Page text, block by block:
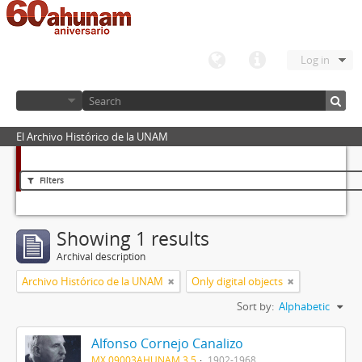
Log in
El Archivo Histórico de la UNAM
Filters
Showing 1 results
Archival description
Archivo Histórico de la UNAM
Only digital objects
Sort by: Alphabetic
Alfonso Cornejo Canalizo